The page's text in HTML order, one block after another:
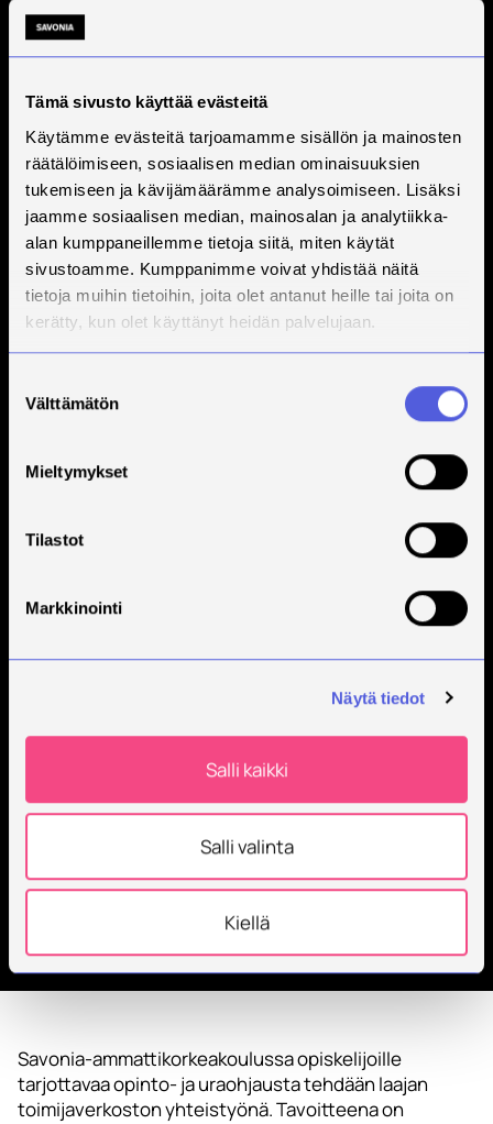
Tämä sivusto käyttää evästeitä
Käytämme evästeitä tarjoamamme sisällön ja mainosten
räätälöimiseen, sosiaalisen median ominaisuuksien
tukemiseen ja kävijämäärämme analysoimiseen. Lisäksi
jaamme sosiaalisen median, mainosalan ja analytiikka-
alan kumppaneillemme tietoja siitä, miten käytät
sivustoamme. Kumppanimme voivat yhdistää näitä
tietoja muihin tietoihin, joita olet antanut heille tai joita on
kerätty, kun olet käyttänyt heidän palvelujaan.
valinta
Välttämätön
Mieltymykset
Tilastot
Markkinointi
Näytä tiedot
Salli kaikki
Salli valinta
Kiellä
Opinto- ja
uraohjaus
Opiskele tutkinto
Tietoa opiskelusta
Opinto- ja uraohjaus
Savonia-ammattikorkeakoulussa opiskelijoille
tarjottavaa opinto- ja uraohjausta tehdään laajan
toimijaverkoston yhteistyönä. Tavoitteena on